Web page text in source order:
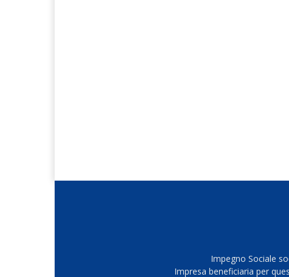
Impegno Sociale
Impresa beneficiaria per